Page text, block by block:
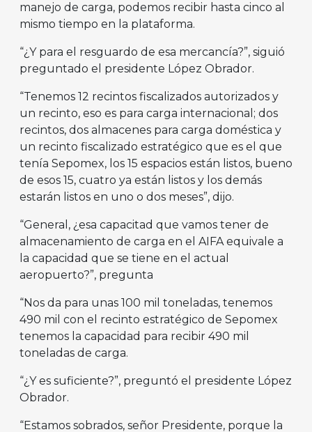
manejo de carga, podemos recibir hasta cinco al
mismo tiempo en la plataforma.
“¿Y para el resguardo de esa mercancía?”, siguió
preguntado el presidente López Obrador.
“Tenemos 12 recintos fiscalizados autorizados y
un recinto, eso es para carga internacional; dos
recintos, dos almacenes para carga doméstica y
un recinto fiscalizado estratégico que es el que
tenía Sepomex, los 15 espacios están listos, bueno
de esos 15, cuatro ya están listos y los demás
estarán listos en uno o dos meses”, dijo.
“General, ¿esa capacitad que vamos tener de
almacenamiento de carga en el AIFA equivale a
la capacidad que se tiene en el actual
aeropuerto?”, pregunta
“Nos da para unas 100 mil toneladas, tenemos
490 mil con el recinto estratégico de Sepomex
tenemos la capacidad para recibir 490 mil
toneladas de carga.
“¿Y es suficiente?”, preguntó el presidente López
Obrador.
“Estamos sobrados, señor Presidente, porque la